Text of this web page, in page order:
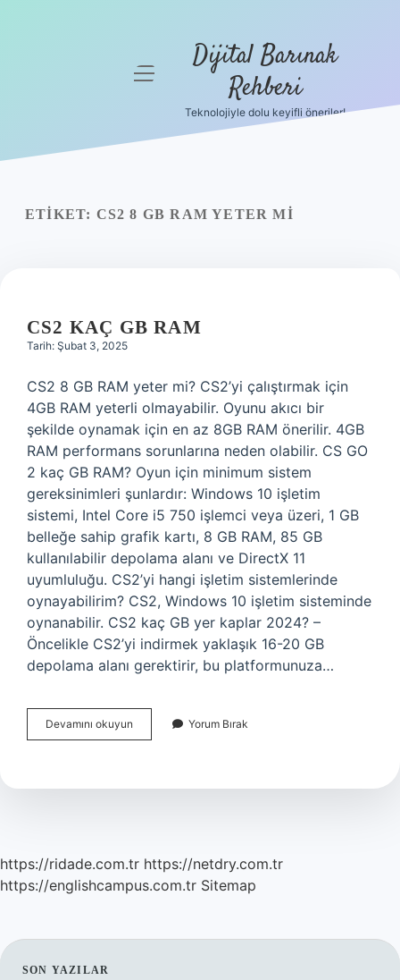
menüyü
Dijital Barınak
Rehberi
Teknolojiyle dolu keyifli öneriler!
ETIKET: CS2 8 GB RAM YETER MI
CS2 KAÇ GB RAM
Tarih: Şubat 3, 2025
CS2 8 GB RAM yeter mi? CS2’yi çalıştırmak için
4GB RAM yeterli olmayabilir. Oyunu akıcı bir
şekilde oynamak için en az 8GB RAM önerilir. 4GB
RAM performans sorunlarına neden olabilir. CS GO
2 kaç GB RAM? Oyun için minimum sistem
gereksinimleri şunlardır: Windows 10 işletim
sistemi, Intel Core i5 750 işlemci veya üzeri, 1 GB
belleğe sahip grafik kartı, 8 GB RAM, 85 GB
kullanılabilir depolama alanı ve DirectX 11
uyumluluğu. CS2’yi hangi işletim sistemlerinde
oynayabilirim? CS2, Windows 10 işletim sisteminde
oynanabilir. CS2 kaç GB yer kaplar 2024? –
Öncelikle CS2’yi indirmek yaklaşık 16-20 GB
depolama alanı gerektirir, bu platformunuza…
Devamını okuyun
Kaç
Yorum Bırak
https://ridade.com.tr https://netdry.com.tr
https://englishcampus.com.tr Sitemap
SON YAZILAR